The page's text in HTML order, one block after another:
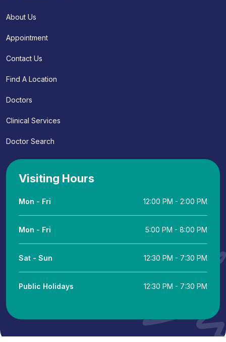
About Us
Appointment
Contact Us
Find A Location
Doctors
Clinical Services
Doctor Search
Visiting Hours
Mon - Fri 12:00 PM - 2:00 PM
Mon - Fri 5:00 PM - 8:00 PM
Sat - Sun 12:30 PM - 7:30 PM
Public Holidays 12:30 PM - 7:30 PM